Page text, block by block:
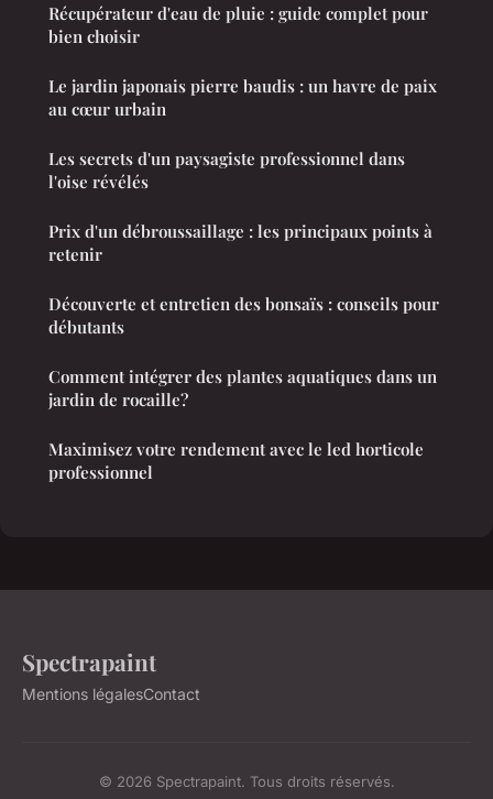
Récupérateur d'eau de pluie : guide complet pour
bien choisir
Le jardin japonais pierre baudis : un havre de paix
au cœur urbain
Les secrets d'un paysagiste professionnel dans
l'oise révélés
Prix d'un débroussaillage : les principaux points à
retenir
Découverte et entretien des bonsaïs : conseils pour
débutants
Comment intégrer des plantes aquatiques dans un
jardin de rocaille?
Maximisez votre rendement avec le led horticole
professionnel
Spectrapaint
Mentions légalesContact
© 2026 Spectrapaint. Tous droits réservés.